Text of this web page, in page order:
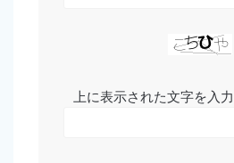
上に表示された文字を入